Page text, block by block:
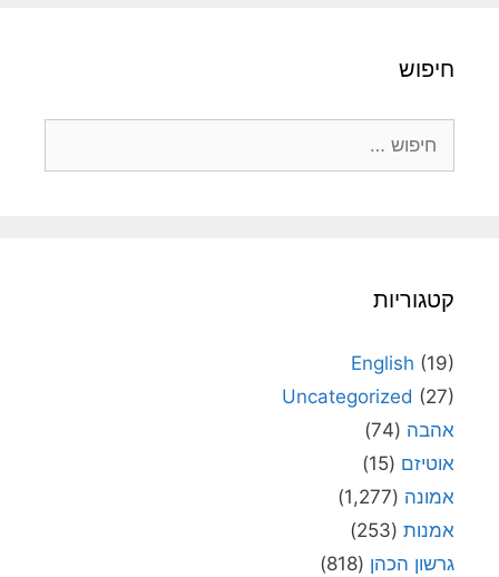
חיפוש
קטגוריות
English (19)
Uncategorized (27)
אהבה (74)
אוטיזם (15)
אמונה (1,277)
אמנות (253)
גרשון הכהן (818)